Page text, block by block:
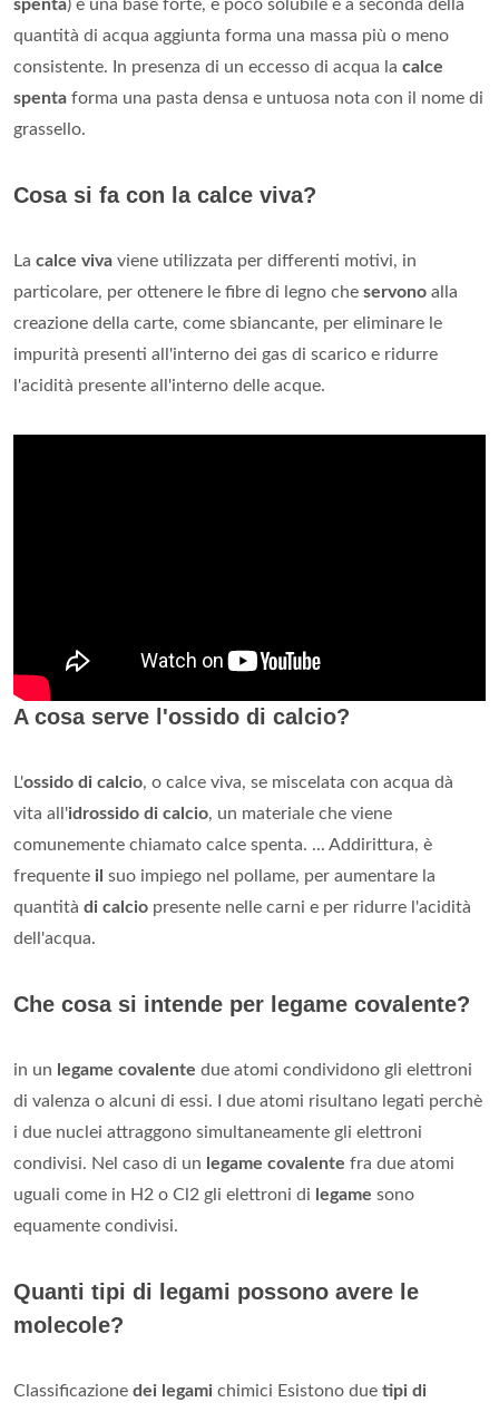
spenta) è una base forte, è poco solubile e a seconda della
quantità di acqua aggiunta forma una massa più o meno
consistente. In presenza di un eccesso di acqua la calce
spenta forma una pasta densa e untuosa nota con il nome di
grassello.
Cosa si fa con la calce viva?
La calce viva viene utilizzata per differenti motivi, in
particolare, per ottenere le fibre di legno che servono alla
creazione della carte, come sbiancante, per eliminare le
impurità presenti all'interno dei gas di scarico e ridurre
l'acidità presente all'interno delle acque.
A cosa serve l'ossido di calcio?
L'ossido di calcio, o calce viva, se miscelata con acqua dà
vita all'idrossido di calcio, un materiale che viene
comunemente chiamato calce spenta. ... Addirittura, è
frequente il suo impiego nel pollame, per aumentare la
quantità di calcio presente nelle carni e per ridurre l'acidità
dell'acqua.
Che cosa si intende per legame covalente?
in un legame covalente due atomi condividono gli elettroni
di valenza o alcuni di essi. I due atomi risultano legati perchè
i due nuclei attraggono simultaneamente gli elettroni
condivisi. Nel caso di un legame covalente fra due atomi
uguali come in H2 o Cl2 gli elettroni di legame sono
equamente condivisi.
Quanti tipi di legami possono avere le
molecole?
Classificazione dei legami chimici Esistono due tipi di